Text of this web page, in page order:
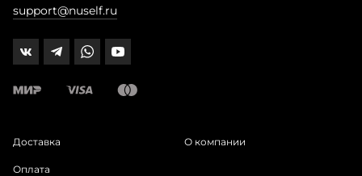
support@nuself.ru
Доставка
Оплата
О компании